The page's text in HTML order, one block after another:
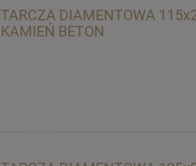
TARCZA DIAMENTOWA
KAMIEŃ BETON